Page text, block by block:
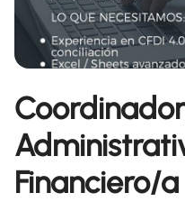
Financiero/a